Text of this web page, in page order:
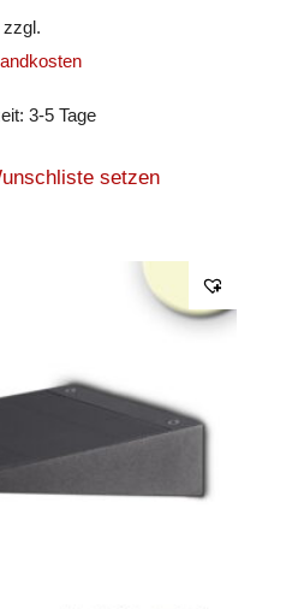
zzgl.
3-5 Tage
setzen